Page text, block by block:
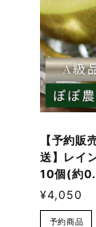
【予約販
送】レイ
10個(約
¥4,050
予約商品